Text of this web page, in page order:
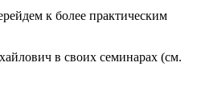
к более практическим
в своих семинарах (см.